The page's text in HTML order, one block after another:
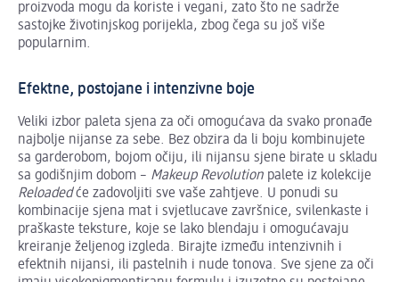
proizvoda mogu da koriste i vegani, zato što ne sadrže
sastojke životinjskog porijekla, zbog čega su još više
popularnim.
Efektne, postojane i intenzivne boje
Veliki izbor paleta sjena za oči omogućava da svako pronađe
najbolje nijanse za sebe. Bez obzira da li boju kombinujete
sa garderobom, bojom očiju, ili nijansu sjene birate u skladu
sa godišnjim dobom – Makeup Revolution palete iz kolekcije
Reloadedće zadovoljiti sve vaše zahtjeve. U ponudi su
kombinacije sjena mat i svjetlucave završnice, svilenkaste i
praškaste teksture, koje se lako blendaju i omogućavaju
kreiranje željenog izgleda. Birajte između intenzivnih i
efektnih nijansi, ili pastelnih i nude tonova. Sve sjene za oči